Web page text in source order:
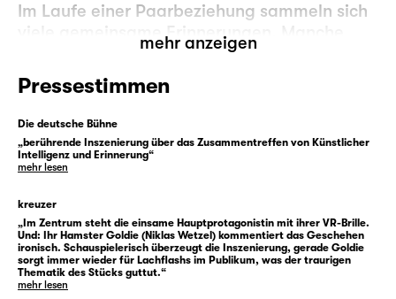
Im Laufe einer Paarbeziehung sammeln sich
viele gemeinsame Erinnerungen. Manche
sind glücklich, andere weniger. In jedem Fall
sind es geteilte Momente, die zu genau
dieser besonderen Geschichte zweier
Menschen werden.
An ihre gemeinsame Geschichte will SIE
anschließen, als sie mit VR-Brille auf dem
verstorbenen Partners sucht. Eine erste
Begegnung und irgendwie auch eine
wohlbekannte. Denn das Gegenüber sieht
aus wie er, hört sich an wie er und scherzt wie
er. Was diese animierte Gestalt dabei zu
mehr anzeigen
Pressestimmen
Die deutsche Bühne
„berührende Inszenierung über das Zusammentreffen von Künstlicher
Intelligenz und Erinnerung“
mehr lesen
kreuzer
„Im Zentrum steht die einsame Hauptprotagonistin mit ihrer VR-Brille.
Und: Ihr Hamster Goldie (Niklas Wetzel) kommentiert das Geschehen
ironisch. Schauspielerisch überzeugt die Inszenierung, gerade Goldie
sorgt immer wieder für Lachflashs im Publikum, was der traurigen
Thematik des Stücks guttut.“
mehr lesen